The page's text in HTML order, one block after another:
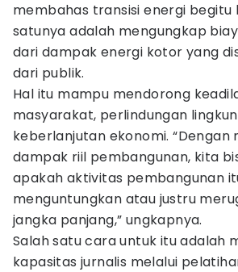
membahas transisi energi begitu
satunya adalah mengungkap
dari dampak energi kotor yang
dari publik.
Hal itu mampu mendorong
masyarakat, perlindungan
keberlanjutan ekonomi. “Dengan
dampak riil pembangunan, kita
apakah aktivitas pembangunan
menguntungkan atau justru
jangka panjang,” ungkapnya.
Salah satu cara untuk itu adalah
kapasitas jurnalis melalui